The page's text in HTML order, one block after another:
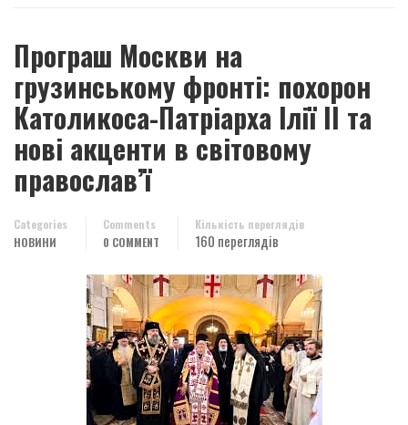
Програш Москви на
грузинському фронті: похорон
Католикоса-Патріарха Ілії II та
нові акценти в світовому
православ’ї
Categories
НОВИНИ
Comments
0 COMMENT
Кількість переглядів
160 переглядів